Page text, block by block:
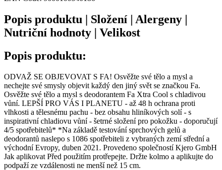
Popis produktu | Složení | Alergeny |
Nutriční hodnoty | Velikost
Popis produktu:
ODVAŽ SE OBJEVOVAT S FA! Osvěžte své tělo a mysl a
nechejte své smysly objevit každý den jiný svět se značkou Fa.
Osvěžte své tělo a mysl s deodorantem Fa Xtra Cool s chladivou
vůní. LEPŠÍ PRO VÁS I PLANETU - až 48 h ochrana proti
vlhkosti a tělesnému pachu - bez obsahu hliníkových solí - s
inspirativní chladiovu vůní - šetrné složení pro pokožku - doporučují
4/5 spotřebitelů* *Na základě testování sprchových gelů a
deodorantů naslepo s 1086 spotřebiteli z vybraných zemí střední a
východní Evropy, duben 2021. Provedeno společností Kjero GmbH
Jak aplikovat Před použitím protřepejte. Držte kolmo a aplikujte do
podpaží ze vzdálenosti ne menší než 15 cm.